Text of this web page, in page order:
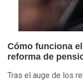
Cómo funciona
reforma de
Tras el auge de los